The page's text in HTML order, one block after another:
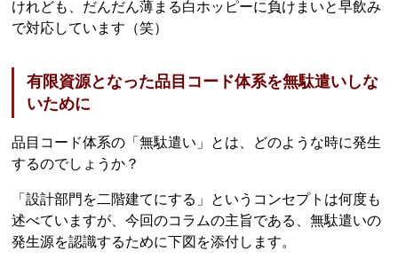
けれども、だんだん薄まる白ホッピーに負けまいと早飲み
で対応しています（笑）
有限資源となった品目コード体系を無駄遣いしな
いために
品目コード体系の「無駄遣い」とは、どのような時に発生
するのでしょうか？
「設計部門を二階建てにする」というコンセプトは何度も
述べていますが、今回のコラムの主旨である、無駄遣いの
発生源を認識するために下図を添付します。